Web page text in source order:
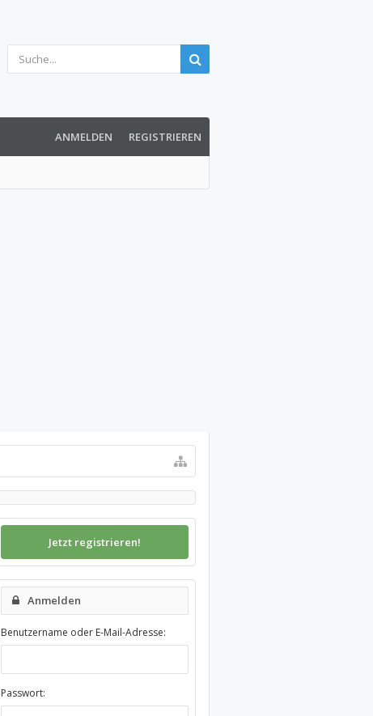
ANMELDEN REGISTRIEREN
Jetzt registrieren!
Anmelden
Benutzername oder E-Mail-Adresse:
Passwort: